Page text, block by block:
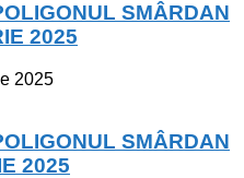
SMÂRDAN
2025
2025
SMÂRDAN
2025